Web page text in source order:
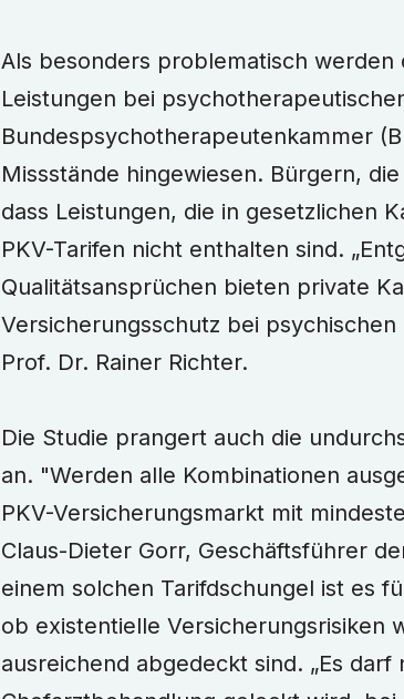
Als besonders problematisch
Leistungen bei
Bundespsychotherapeutenkammer
Missstände hingewiesen. Bürgern,
dass Leistungen, die in gesetzlichen
PKV-Tarifen nicht enthalten sind.
Qualitätsansprüchen bieten private
Versicherungsschutz bei
Prof. Dr. Rainer Richter.
Die Studie prangert auch die
an. "Werden alle Kombinationen
PKV-Versicherungsmarkt mit
Claus-Dieter Gorr, Geschäftsführer
einem solchen Tarifdschungel ist es
ob existentielle Versicherungsrisiken
ausreichend abgedeckt sind. „Es